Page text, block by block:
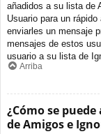
añadidos a su lista de
Usuario para un
enviarles un mensaje
mensajes de estos
usuario a su lista de
Arriba
¿Cómo se
de Amigos e